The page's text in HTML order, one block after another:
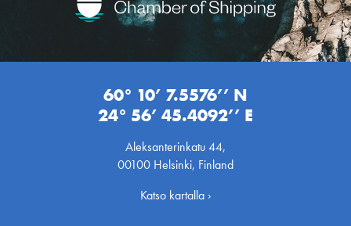
60° 10’ 7.5576’’ N
24° 56’ 45.4092’’ E
Aleksanterinkatu 44,
00100 Helsinki, Finland
Katso kartalla ›